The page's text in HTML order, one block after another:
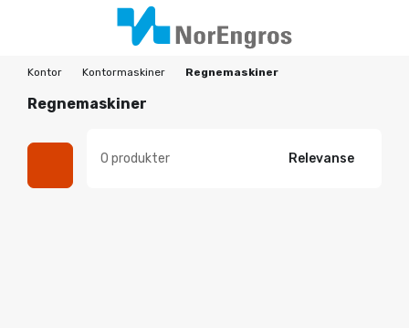
Kontor Kontormaskiner Regnemaskiner
Regnemaskiner
0 produkter Relevanse